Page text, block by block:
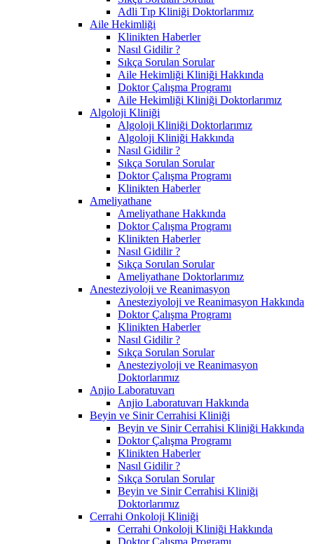
Adli Tıp Kliniği Doktorlarımız
Aile Hekimliği
Klinikten Haberler
Nasıl Gidilir ?
Sıkça Sorulan Sorular
Aile Hekimliği Kliniği Hakkında
Doktor Çalışma Programı
Aile Hekimliği Kliniği Doktorlarımız
Algoloji Kliniği
Algoloji Kliniği Doktorlarımız
Algoloji Kliniği Hakkında
Nasıl Gidilir ?
Sıkça Sorulan Sorular
Doktor Çalışma Programı
Klinikten Haberler
Ameliyathane
Ameliyathane Hakkında
Doktor Çalışma Programı
Klinikten Haberler
Nasıl Gidilir ?
Sıkça Sorulan Sorular
Ameliyathane Doktorlarımız
Anesteziyoloji ve Reanimasyon
Anesteziyoloji ve Reanimasyon Hakkında
Doktor Çalışma Programı
Klinikten Haberler
Nasıl Gidilir ?
Sıkça Sorulan Sorular
Anesteziyoloji ve Reanimasyon
Doktorlarımız
Anjio Laboratuvarı
Anjio Laboratuvarı Hakkında
Beyin ve Sinir Cerrahisi Kliniği
Beyin ve Sinir Cerrahisi Kliniği Hakkında
Doktor Çalışma Programı
Klinikten Haberler
Nasıl Gidilir ?
Sıkça Sorulan Sorular
Beyin ve Sinir Cerrahisi Kliniği
Doktorlarımız
Cerrahi Onkoloji Kliniği
Cerrahi Onkoloji Kliniği Hakkında
Doktor Çalışma Programı